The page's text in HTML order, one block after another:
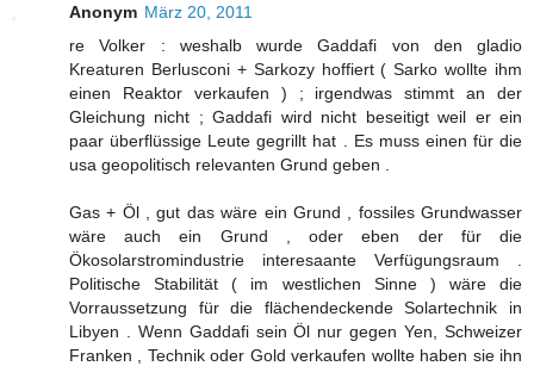
Anonym März 20, 2011
re Volker : weshalb wurde Gaddafi von den gladio
Kreaturen Berlusconi + Sarkozy hoffiert ( Sarko wollte ihm
einen Reaktor verkaufen ) ; irgendwas stimmt an der
Gleichung nicht ; Gaddafi wird nicht beseitigt weil er ein
paar überflüssige Leute gegrillt hat . Es muss einen für die
usa geopolitisch relevanten Grund geben .
Gas + Öl , gut das wäre ein Grund , fossiles Grundwasser
wäre auch ein Grund , oder eben der für die
Ökosolarstromindustrie interesaante Verfügungsraum .
Politische Stabilität ( im westlichen Sinne ) wäre die
Vorraussetzung für die flächendeckende Solartechnik in
Libyen . Wenn Gaddafi sein Öl nur gegen Yen, Schweizer
Franken , Technik oder Gold verkaufen wollte haben sie ihn